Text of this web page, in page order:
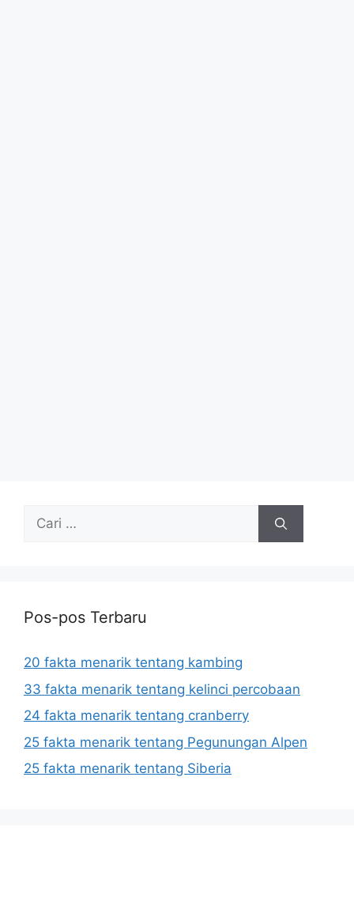
Cari
Pos-pos Terbaru
20 fakta menarik tentang kambing
33 fakta menarik tentang kelinci percobaan
24 fakta menarik tentang cranberry
25 fakta menarik tentang Pegunungan Alpen
25 fakta menarik tentang Siberia